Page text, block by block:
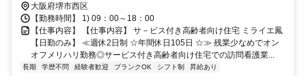
大阪府堺市西区
【勤務時間】 1) 09：00～18：00
【仕事内容】 【仕事内容】 サ－ビス付き高齢者向け住宅 ミライエ鳳
【日勤のみ】 ≪週休2日制 ☆年間休日105日 ☆≫ 残業少なめでオン
オフメリハリ勤務◎サービス付き高齢者向け住宅での訪問看護業...
長期 学歴不問 経験者歓迎 ブランクOK シフト制 昇給あり